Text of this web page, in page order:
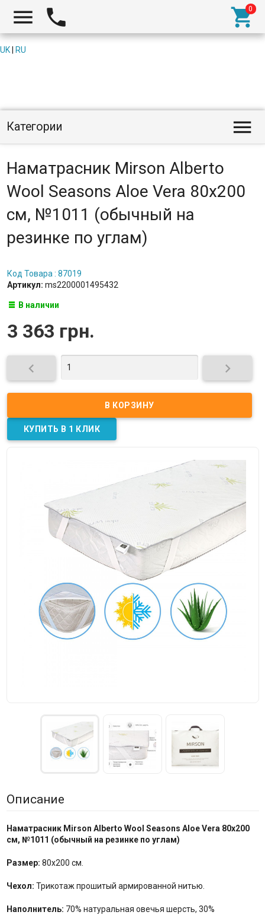
  
UK RU
Категории 
Наматрасник Mirson Alberto
Wool Seasons Aloe Vera 80x200
см, №1011 (обычный на
резинке по углам)
Код Товара : 87019
Артикул: ms2200001495432
В наличии
3 363 грн.
 
Описание
Наматрасник Mirson Alberto Wool Seasons Aloe Vera 80x200
см, №1011 (обычный на резинке по углам)
Размер: 80x200 см.
Чехол: Трикотаж прошитый армированной нитью.
Наполнитель: 70% натуральная овечья шерсть, 30%